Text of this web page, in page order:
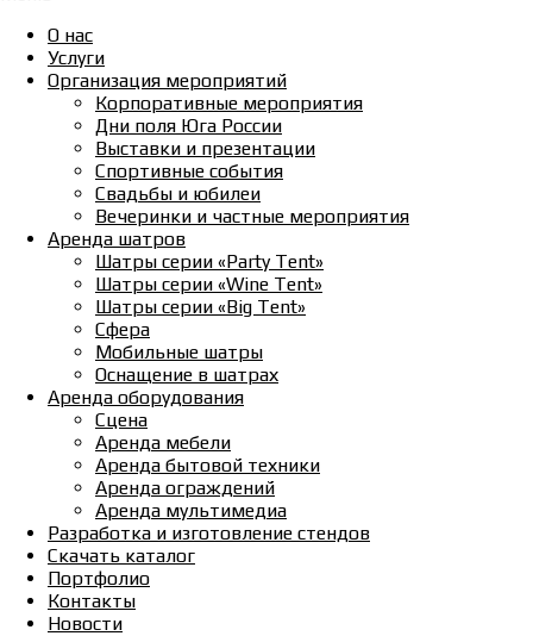
О нас
Услуги
Организация мероприятий
Корпоративные мероприятия
Дни поля Юга России
Выставки и презентации
Спортивные события
Свадьбы и юбилеи
Вечеринки и частные мероприятия
Аренда шатров
Шатры серии «Party Tent»
Шатры серии «Wine Tent»
Шатры серии «Big Tent»
Сфера
Мобильные шатры
Оснащение в шатрах
Аренда оборудования
Сцена
Аренда мебели
Аренда бытовой техники
Аренда ограждений
Аренда мультимедиа
Разработка и изготовление стендов
Скачать каталог
Портфолио
Контакты
Новости